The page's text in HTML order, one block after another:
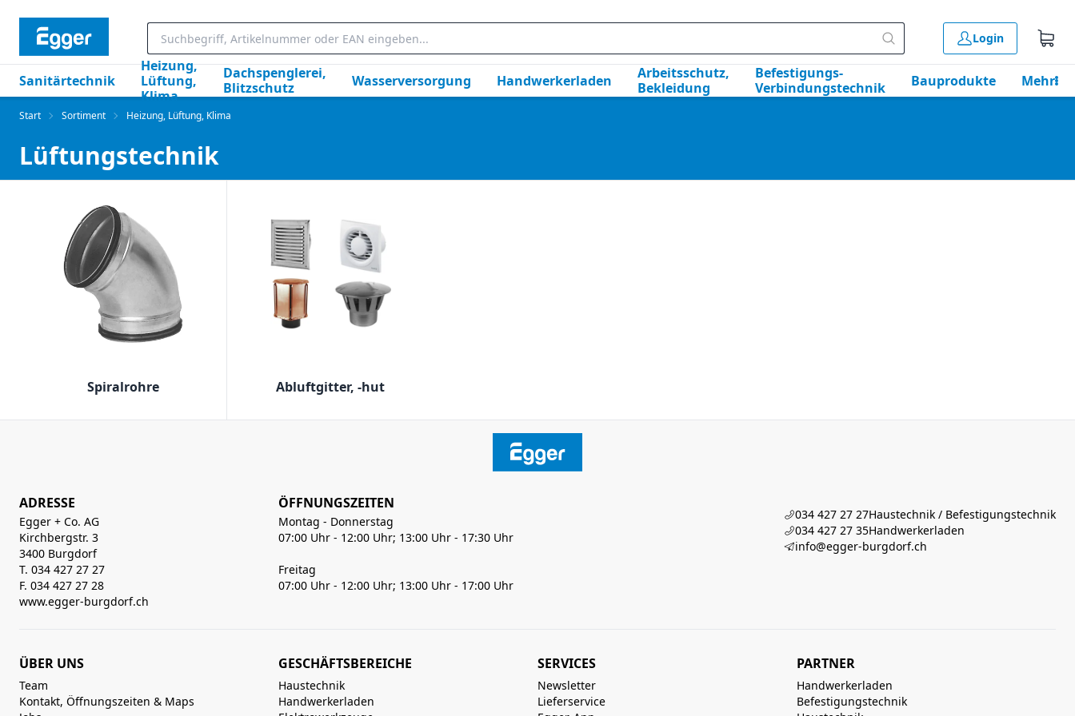
Login
Sanitärtechnik
Heizung,
Lüftung,
Klima
Dachspenglerei,
Blitzschutz
Wasserversorgung Handwerkerladen
Arbeitsschutz,
Bekleidung
Befestigungs-
Verbindungstechnik
Bauprodukte Mehr
Start Sortiment Heizung, Lüftung, Klima
Lüftungstechnik
Spiralrohre Abluftgitter, -hut
ADRESSE
Egger + Co. AG
Kirchbergstr. 3
3400 Burgdorf
T. 034 427 27 27
F. 034 427 27 28
www.egger-burgdorf.ch
ÖFFNUNGSZEITEN
Montag - Donnerstag
07:00 Uhr - 12:00 Uhr; 13:00 Uhr - 17:30 Uhr
Freitag
07:00 Uhr - 12:00 Uhr; 13:00 Uhr - 17:00 Uhr
034 427 27 27Haustechnik / Befestigungstechnik
034 427 27 35Handwerkerladen
info@egger-burgdorf.ch
ÜBER UNS
Team
Kontakt, Öffnungszeiten & Maps
GESCHÄFTSBEREICHE
Haustechnik
Handwerkerladen
SERVICES
Newsletter
Lieferservice
PARTNER
Handwerkerladen
Befestigungstechnik